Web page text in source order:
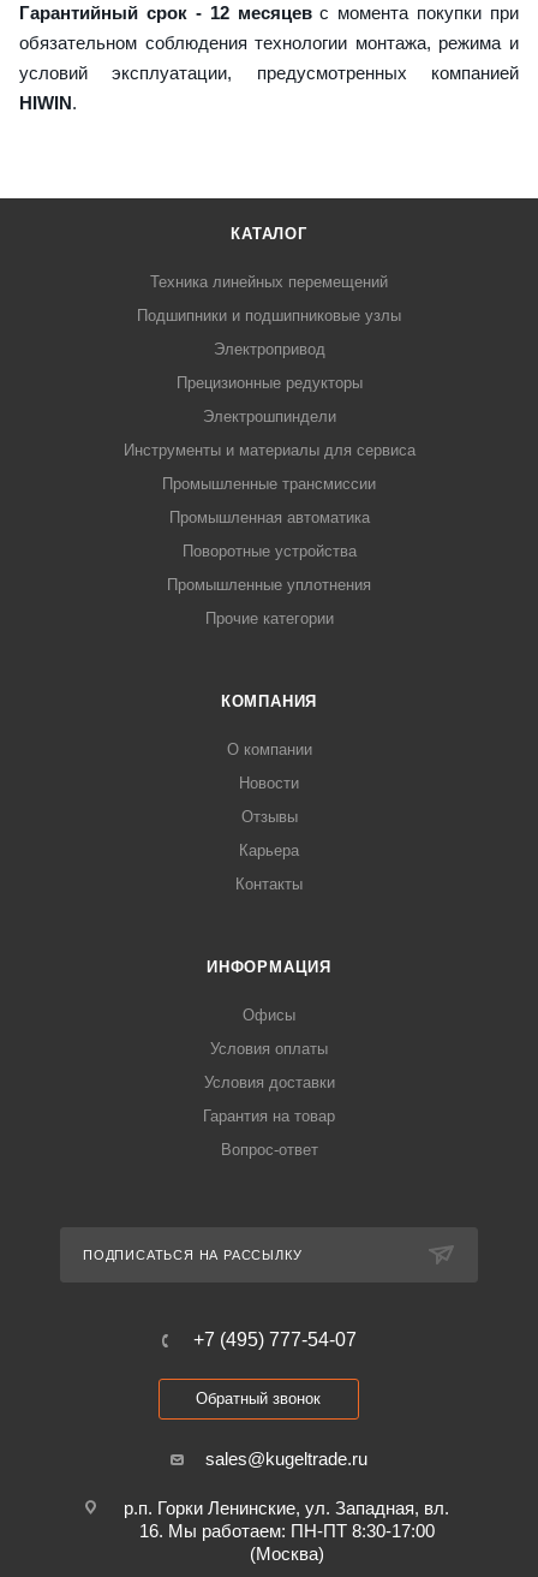
Гарантийный срок - 12 месяцевс момента покупки при
обязательном соблюдения технологии монтажа, режима и
условий эксплуатации, предусмотренных компанией
HIWIN.
КАТАЛОГ
Техника линейных перемещений
Подшипники и подшипниковые узлы
Электропривод
Прецизионные редукторы
Электрошпиндели
Инструменты и материалы для сервиса
Промышленные трансмиссии
Промышленная автоматика
Поворотные устройства
Промышленные уплотнения
Прочие категории
КОМПАНИЯ
О компании
Новости
Отзывы
Карьера
Контакты
ИНФОРМАЦИЯ
Офисы
Условия оплаты
Условия доставки
Гарантия на товар
Вопрос-ответ
ПОДПИСАТЬСЯ НА РАССЫЛКУ
+7 (495) 777-54-07
Обратный звонок
sales@kugeltrade.ru
р.п. Горки Ленинские, ул. Западная, вл.
16. Мы работаем: ПН-ПТ 8:30-17:00
(Москва)